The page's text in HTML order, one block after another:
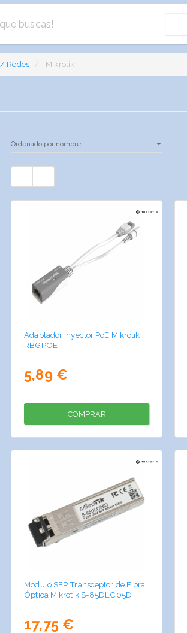
Redes Mikrotik
Adaptador Inyector PoE Mikrotik
RBGPOE
5,89 €
COMPRAR
Modulo SFP Transceptor de Fibra
Óptica Mikrotik S-85DLC05D
17,75 €